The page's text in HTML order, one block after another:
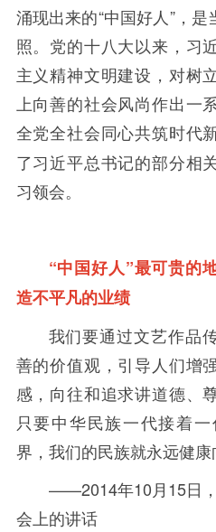
涌现出来的“中国好人”，
照。党的十八大以来，习
主义精神文明建设，对树
上向善的社会风尚作出一
全党全社会同心共筑时代
了习近平总书记的部分相
习领会。
“中国好人”最可贵的
造不平凡的业绩
我们要通过文艺作品
善的价值观，引导人们增
感，向往和追求讲道德、
只要中华民族一代接着
界，我们的民族就永远健康
——2014年10月15日
会上的讲话